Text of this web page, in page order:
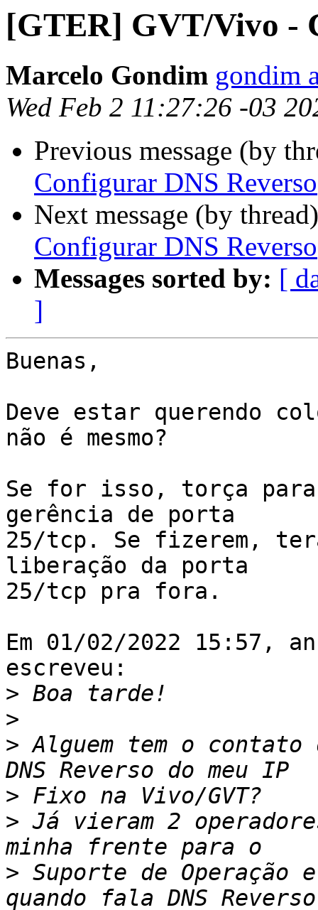
[GTER] GVT/Vivo -
Marcelo Gondim gondim
Wed Feb 2 11:27:26 -03
Previous message (by
Configurar DNS Reverso
Next message (by
Configurar DNS Reverso
Messages sorted by: [
]
Buenas,
Deve estar querendo
não é mesmo?
Se for isso, torça para
gerência de porta
25/tcp. Se fizerem,
liberação da porta
25/tcp pra fora.
Em 01/02/2022 15:57,
escreveu:
>
>
> Alguem tem o
>
> Já vieram 2
> Suporte de Operação